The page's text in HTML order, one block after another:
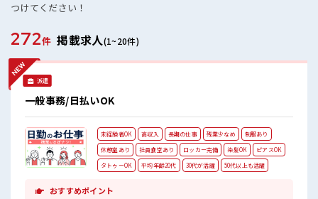
つけてください！
272件 掲載求人(1~20件)
派遣
一般事務/日払いOK
未経験者OK 高収入 長期の仕事 残業少なめ
制服あり
休憩室あり
社員食堂あり ロッカー完備 染髪OK
ピアスOK
タトゥーOK
平均年齢20代 30代が活躍 50代以上も活躍
おすすめポイント